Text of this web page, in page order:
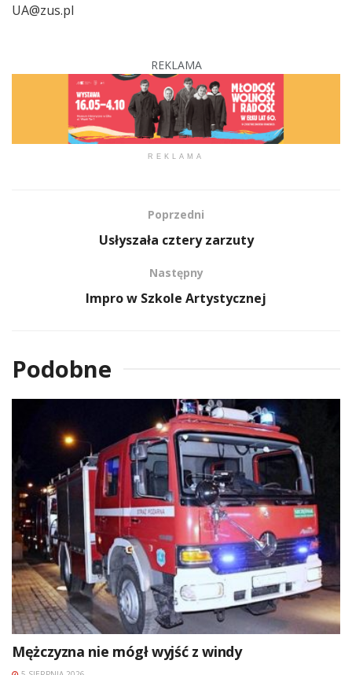
UA@zus.pl
REKLAMA
REKLAMA
Poprzedni
Usłyszała cztery zarzuty
Następny
Impro w Szkole Artystycznej
Podobne
Mężczyzna nie mógł wyjść z windy